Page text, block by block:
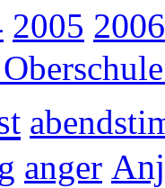
2005 2006
anger